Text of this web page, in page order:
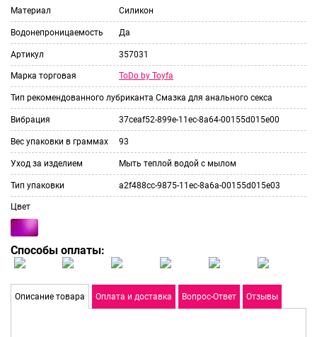
Материал Силикон
Водонепроницаемость Да
Артикул 357031
Марка торговая ToDo by Toyfa
Тип рекомендованного лубриканта Смазка для анального секса
Вибрация 37ceaf52-899e-11ec-8a64-00155d015e00
Вес упаковки в граммах 93
Уход за изделием Мыть теплой водой с мылом
Тип упаковки a2f488cc-9875-11ec-8a6a-00155d015e03
Цвет
Способы оплаты:
Описание товара Оплата и доставка Вопрос-Ответ Отзывы